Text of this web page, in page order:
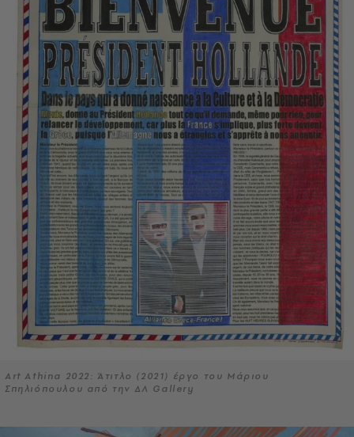
Art Athina 2022: Άτιτλο (2021) έργο του Μάριου
Σπηλιόπουλου από την ΔΛ Gallery